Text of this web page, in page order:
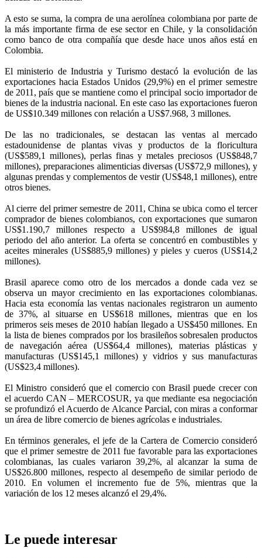
A esto se suma, la compra de una aerolínea colombiana por parte de
la más importante firma de ese sector en Chile, y la consolidación
como banco de otra compañía que desde hace unos años está en
Colombia.
El ministerio de Industria y Turismo destacó la evolución de las
exportaciones hacia Estados Unidos (29,9%) en el primer semestre
de 2011, país que se mantiene como el principal socio importador de
bienes de la industria nacional. En este caso las exportaciones fueron
de US$10.349 millones con relación a US$7.968, 3 millones.
De las no tradicionales, se destacan las ventas al mercado
estadounidense de plantas vivas y productos de la floricultura
(US$589,1 millones), perlas finas y metales preciosos (US$848,7
millones), preparaciones alimenticias diversas (US$72,9 millones), y
algunas prendas y complementos de vestir (US$48,1 millones), entre
otros bienes.
Al cierre del primer semestre de 2011, China se ubica como el tercer
comprador de bienes colombianos, con exportaciones que sumaron
US$1.190,7 millones respecto a US$984,8 millones de igual
periodo del año anterior. La oferta se concentró en combustibles y
aceites minerales (US$885,9 millones) y pieles y cueros (US$14,2
millones).
Brasil aparece como otro de los mercados a donde cada vez se
observa un mayor crecimiento en las exportaciones colombianas.
Hacia esta economía las ventas nacionales registraron un aumento
de 37%, al situarse en US$618 millones, mientras que en los
primeros seis meses de 2010 habían llegado a US$450 millones. En
la lista de bienes comprados por los brasileños sobresalen productos
de navegación aérea (US$64,4 millones), materias plásticas y
manufacturas (US$145,1 millones) y vidrios y sus manufacturas
(US$23,4 millones).
El Ministro consideró que el comercio con Brasil puede crecer con
el acuerdo CAN – MERCOSUR, ya que mediante esa negociación
se profundizó el Acuerdo de Alcance Parcial, con miras a conformar
un área de libre comercio de bienes agrícolas e industriales.
En términos generales, el jefe de la Cartera de Comercio consideró
que el primer semestre de 2011 fue favorable para las exportaciones
colombianas, las cuales variaron 39,2%, al alcanzar la suma de
US$26.800 millones, respecto al desempeño de similar periodo de
2010. En volumen el incremento fue de 5%, mientras que la
variación de los 12 meses alcanzó el 29,4%.
Le puede interesar